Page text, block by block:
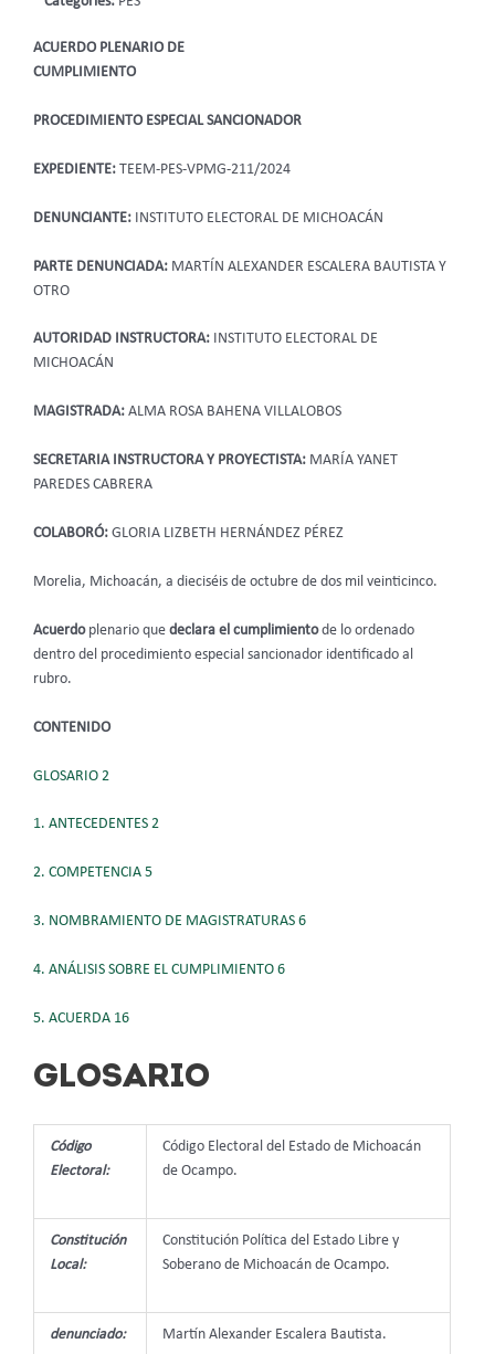
ACUERDO PLENARIO DE
CUMPLIMIENTO
PROCEDIMIENTO ESPECIAL SANCIONADOR
EXPEDIENTE: TEEM-PES-VPMG-211/2024
DENUNCIANTE: INSTITUTO ELECTORAL DE MICHOACÁN
PARTE DENUNCIADA: MARTÍN ALEXANDER ESCALERA BAUTISTA Y
OTRO
AUTORIDAD INSTRUCTORA: INSTITUTO ELECTORAL DE
MICHOACÁN
MAGISTRADA: ALMA ROSA BAHENA VILLALOBOS
SECRETARIA INSTRUCTORA Y PROYECTISTA: MARÍA YANET
PAREDES CABRERA
COLABORÓ: GLORIA LIZBETH HERNÁNDEZ PÉREZ
Morelia, Michoacán, a dieciséis de octubre de dos mil veinticinco.
Acuerdo plenario que declara el cumplimientode lo ordenado
dentro del procedimiento especial sancionador identificado al
rubro.
CONTENIDO
GLOSARIO 2
1. ANTECEDENTES 2
2. COMPETENCIA 5
3. NOMBRAMIENTO DE MAGISTRATURAS 6
4. ANÁLISIS SOBRE EL CUMPLIMIENTO 6
5. ACUERDA 16
GLOSARIO
Código
Electoral:
Código Electoral del Estado de Michoacán
de Ocampo.
Constitución
Local:
Constitución Política del Estado Libre y
Soberano de Michoacán de Ocampo.
denunciado: Martín Alexander Escalera Bautista.